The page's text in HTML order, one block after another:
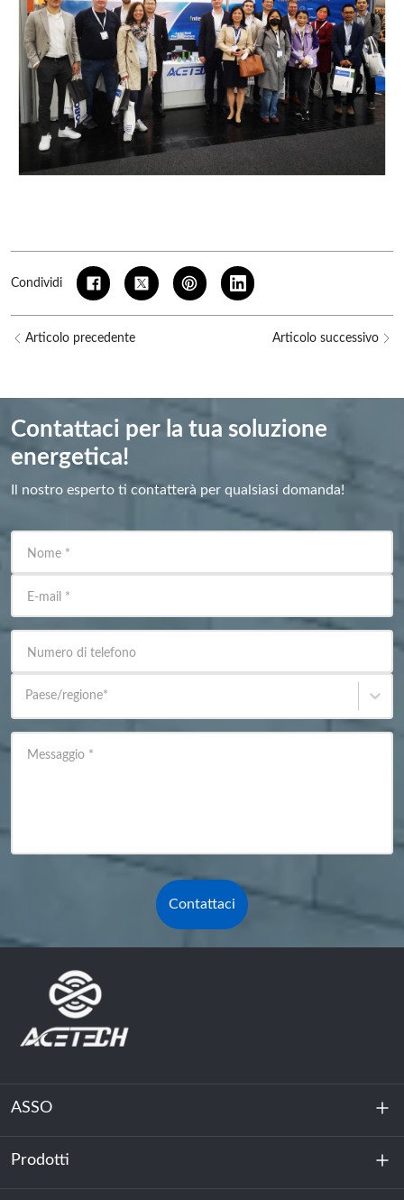
Condividi
Articolo precedente Articolo successivo
Contattaci per la tua soluzione
energetica!
Il nostro esperto ti contatterà per qualsiasi domanda!
Nome *
E-mail *
Numero di telefono
Paese/regione*
Messaggio *
Contattaci
ASSO
Chi siamo
Prodotti